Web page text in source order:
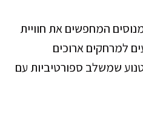
המחפשים את חוויית
למרחקים ארוכים
שמשלב ספורטיביות עם